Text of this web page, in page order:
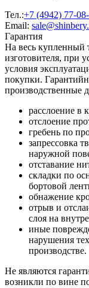
Тел.:+7 (4942) 77-
Email:
Гарантия
На весь купленный
изготовителя, при
условия
покупки.
производственные
расслоение в
отслоение
гребень по
запрессовка
наружной
отставание
складки по
бортовой
обнажение
отрыв и
слоя на
иные
нарушения
производстве.
Не являются
возникли по вине